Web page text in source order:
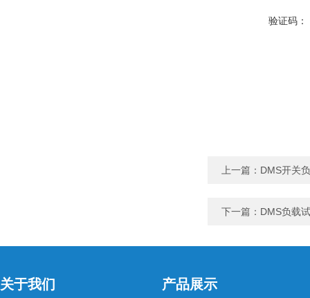
验证码：
上一篇： DMS开关
下一篇： DMS负载
关于我们 产品展示